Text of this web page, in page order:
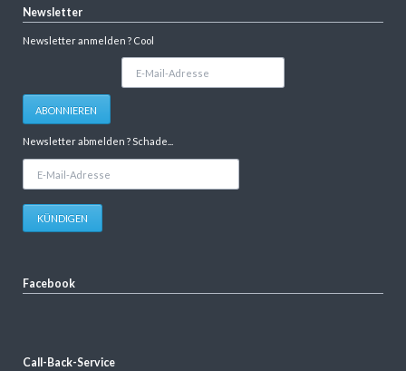
Newsletter
Newsletter anmelden ? Cool
Adresse
ABONNIEREN
Newsletter abmelden ? Schade...
Adresse
KÜNDIGEN
Facebook
Call-Back-Service